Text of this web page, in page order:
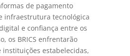
de pagamento
infraestrutura tecnológica
e confiança entre os
os BRICS enfrentarão
estabelecidas,